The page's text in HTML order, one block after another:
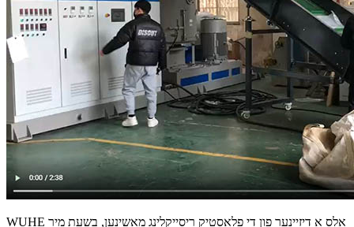
WUHE אלס א דיזיינער פון די פלאסטיק ריסייקלינג מאשינען, בשעת מיר